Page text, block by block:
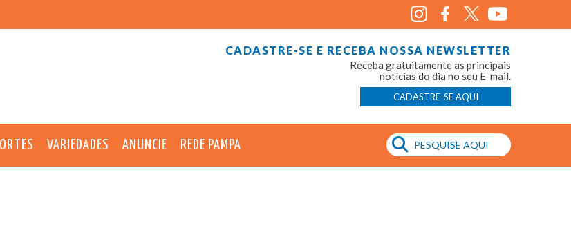
CADASTRE-SE E RECEBA NOSSA NEWSLETTER
Receba gratuitamente as principais
notícias do dia no seu E-mail.
CADASTRE-SE AQUI
VARIEDADES ANUNCIE REDE PAMPA